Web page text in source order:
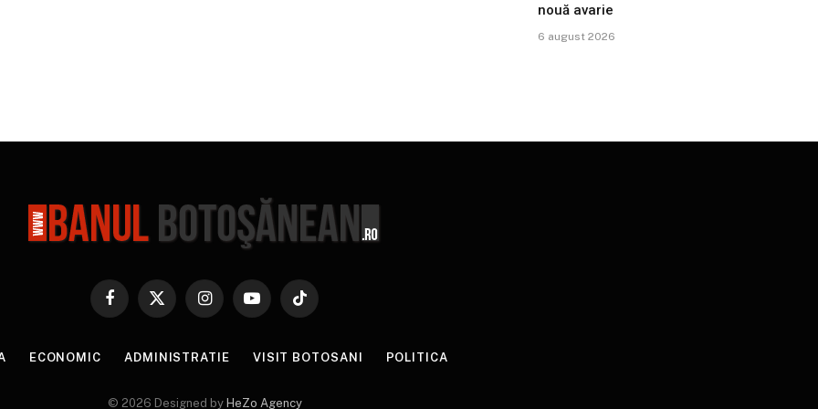
nouă avarie
6 august 2026
Facebook
X
InstagramYouTubeTikTok
ECONOMIC ADMINISTRATIE VISIT BOTOSANI POLITICA
© 2026 Designed by HeZo Agency